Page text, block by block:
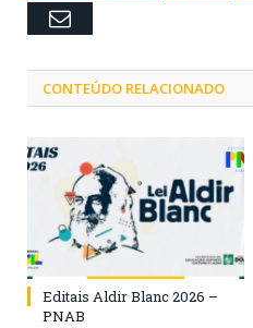
Email
CONTEÚDO RELACIONADO
Editais Aldir Blanc 2026 –
PNAB